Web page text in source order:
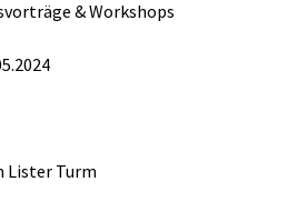
& Workshops
Turm